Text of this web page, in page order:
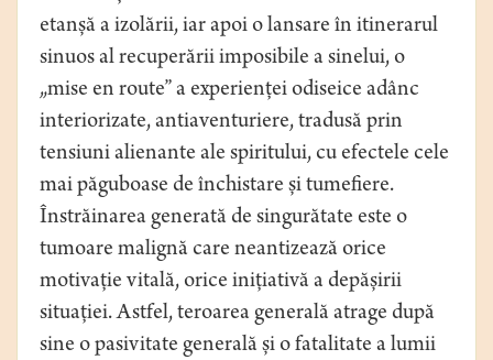
etanșă a izolării, iar apoi o lansare în itinerarul
sinuos al recuperării imposibile a sinelui, o
„mise en route” a experienței odiseice adânc
interiorizate, antiaventuriere, tradusă prin
tensiuni alienante ale spiritului, cu efectele cele
mai păguboase de închistare și tumefiere.
Înstrăinarea generată de singurătate este o
tumoare malignă care neantizează orice
motivație vitală, orice inițiativă a depășirii
situației. Astfel, teroarea generală atrage după
sine o pasivitate generală și o fatalitate a lumii